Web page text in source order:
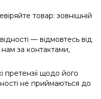
товар: зовнішній
— відмовтесь від
за контактами,
претензії щодо його
не приймаються до